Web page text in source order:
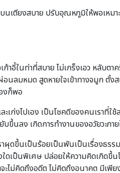
ตียงสบาย ปรับอุณหภูมิให้พอเหมา
ในท่าที่สบาย ไม่เกร็งเอว หลับต
มหมด สูดหายใจเข้าทางจมูก ตั้ง
งก็พอ
ก่งไปเอง เป็นโชคดีของคนเราที่ใ
ขึ้นลง เกิดการทำงานของอวัยวะภา
ผุดขึ้นเป็นร้อยเป็นพันเป็นเรื่องธร
เป็นพิเศษ ปล่อยให้ความคิดเกิดขึ้
จะไม่คิดถึงอดีต ไม่คิดถึงอนาคต มี